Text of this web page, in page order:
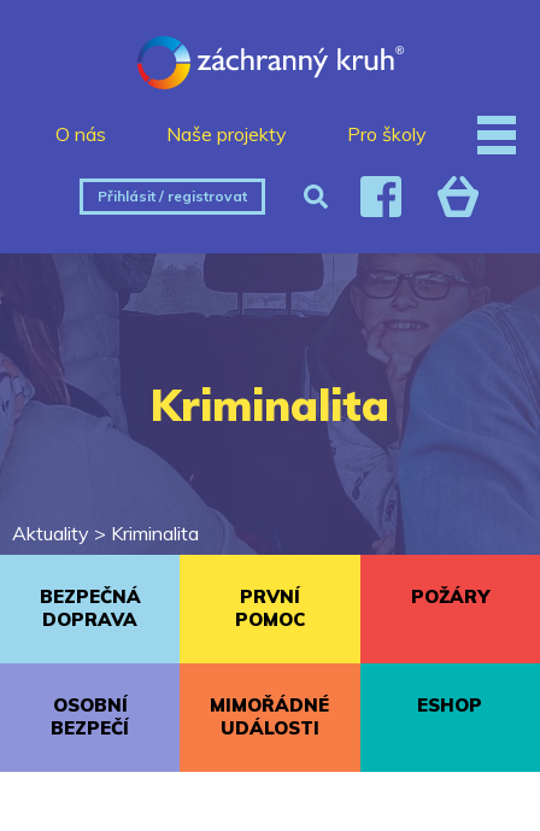
O nás Naše projekty Pro školy
Přihlásit / registrovat
Kriminalita
Aktuality > Kriminalita
BEZPEČNÁ
DOPRAVA
PRVNÍ
POMOC
POŽÁRY
OSOBNÍ
BEZPEČÍ
MIMOŘÁDNÉ
UDÁLOSTI
ESHOP